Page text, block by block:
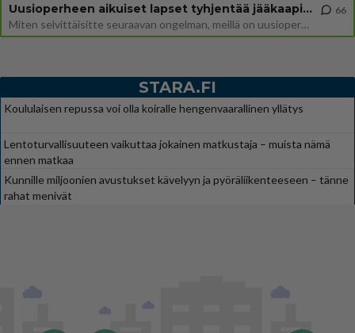
Uusioperheen aikuiset lapset tyhjentää jääkaapin käydessään
Miten selvittäisitte seuraavan ongelman, meillä on uusioperhe, minulla teini-ikäiset lapset ja puolisolla aikuiset, jotk
66
STARA.FI
Koululaisen repussa voi olla koiralle hengenvaarallinen yllätys
Lentoturvallisuuteen vaikuttaa jokainen matkustaja – muista nämä
ennen matkaa
Kunnille miljoonien avustukset kävelyyn ja pyöräliikenteeseen – tänne
rahat menivät